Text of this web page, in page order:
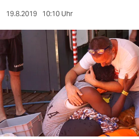
sport
berlin
nord
wahrheit
verlag
verlag
19.8.2019 10:10 Uhr